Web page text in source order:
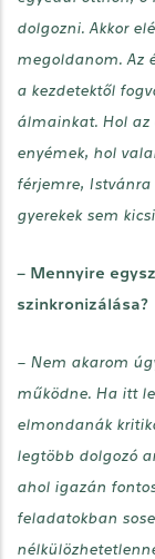
dolgozni. Akkor
megoldanom. Az
a kezdetektől
álmainkat. Hol az
enyémek, hol
férjemre,
gyerekek sem
– Mennyire
szinkronizálása?
– Nem akarom
működne. Ha itt
elmondanák
legtöbb dolgozó
ahol igazán
feladatokban